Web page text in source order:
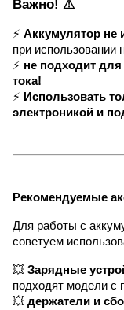
Важно! ⚠
⚡ Аккумулятор не
при использовании
⚡ не подходит
тока!
⚡ Использовать
электроникой и
Рекомендуемые
Для работы с
советуем
💥 Зарядные
подходят модели с
💥 держатели и